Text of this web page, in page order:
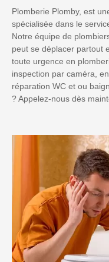
Plomberie Plomby, est
spécialisée dans le
Notre équipe de
peut se déplacer partout
toute urgence en
inspection par caméra,
réparation WC et ou
? Appelez-nous dès